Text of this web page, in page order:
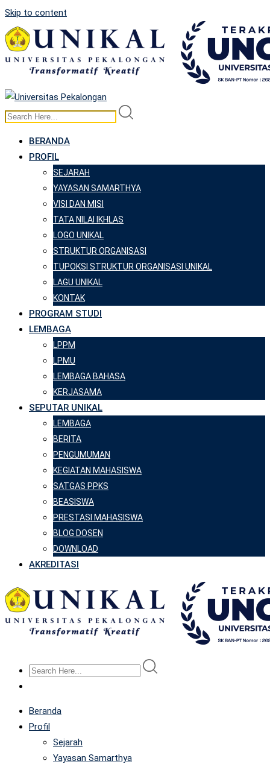
Skip to content
BERANDA
PROFIL
SEJARAH
YAYASAN SAMARTHYA
VISI DAN MISI
TATA NILAI IKHLAS
LOGO UNIKAL
STRUKTUR ORGANISASI
TUPOKSI STRUKTUR ORGANISASI UNIKAL
LAGU UNIKAL
KONTAK
PROGRAM STUDI
LEMBAGA
LPPM
LPMU
LEMBAGA BAHASA
KERJASAMA
SEPUTAR UNIKAL
LEMBAGA
BERITA
PENGUMUMAN
KEGIATAN MAHASISWA
SATGAS PPKS
BEASISWA
PRESTASI MAHASISWA
BLOG DOSEN
DOWNLOAD
AKREDITASI
Beranda
Profil
Sejarah
Yayasan Samarthya